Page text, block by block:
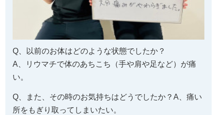
Q、以前のお体はどのような状態でしたか？
A、リウマチで体のあちこち（手や肩や足など）が痛
い。
Q、また、その時のお気持ちはどうでしたか？A、痛い
所をもぎり取ってしまいたい。